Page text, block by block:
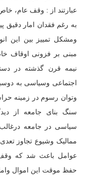
عبارتند از : وقف عام،
به رغم فقدان امار دقیق
ومشکل تمییز بین این
مبنی بر فزونی اوقاف
نیمه قرن گذشته در
اجتماعی وسیاسی به
وتوان رسوم در زمینه
سنگ بنای جامعه از
سیاسی در جامعه
ممالیک وشیوع تجاوز
عوامل باعث شد که
حفظ موقت این اموال